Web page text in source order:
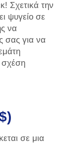
Σχετικά την
ψυγείο σε
να
σας για να
σχέση
σε μια